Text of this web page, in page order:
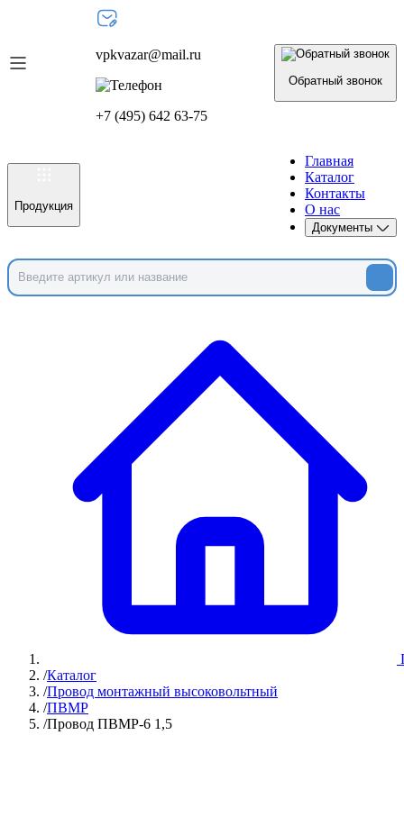
vpkvazar@mail.ru
+7 (495) 642 63-75
Обратный звонок
Продукция
Главная
Каталог
Контакты
О нас
Документы
/Каталог
/Провод монтажный высоковольтный
/ПВМР
/Провод ПВМР-6 1,5